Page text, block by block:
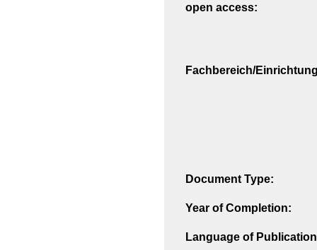
open access:
Fachbereich/
Document Type:
Year of Completion:
Language of